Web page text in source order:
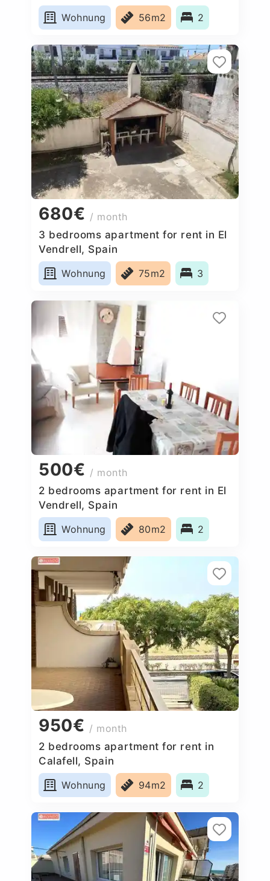
Wohnung
56m2 2
680€ / month
3 bedrooms apartment for rent in El
Vendrell, Spain
Wohnung
75m2 3
500€ / month
2 bedrooms apartment for rent in El
Vendrell, Spain
Wohnung
80m2 2
950€ / month
2 bedrooms apartment for rent in
Calafell, Spain
Wohnung
94m2 2